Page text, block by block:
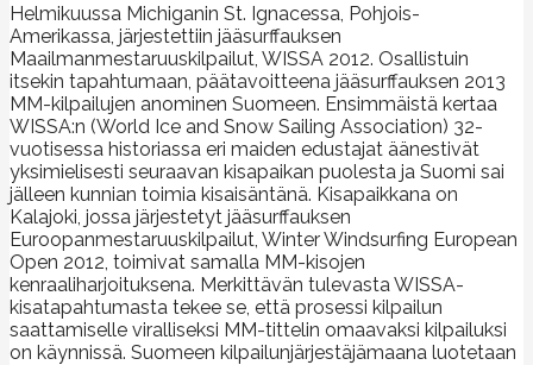
Helmikuussa Michiganin St. Ignacessa, Pohjois-
Amerikassa, järjestettiin jääsurffauksen
Maailmanmestaruuskilpailut, WISSA 2012. Osallistuin
itsekin tapahtumaan, päätavoitteena jääsurffauksen 2013
MM-kilpailujen anominen Suomeen. Ensimmäistä kertaa
WISSA:n (World Ice and Snow Sailing Association) 32-
vuotisessa historiassa eri maiden edustajat äänestivät
yksimielisesti seuraavan kisapaikan puolesta ja Suomi sai
jälleen kunnian toimia kisaisäntänä. Kisapaikkana on
Kalajoki, jossa järjestetyt jääsurffauksen
Euroopanmestaruuskilpailut, Winter Windsurfing European
Open 2012, toimivat samalla MM-kisojen
kenraaliharjoituksena. Merkittävän tulevasta WISSA-
kisatapahtumasta tekee se, että prosessi kilpailun
saattamiselle viralliseksi MM-tittelin omaavaksi kilpailuksi
on käynnissä. Suomeen kilpailunjärjestäjämaana luotetaan